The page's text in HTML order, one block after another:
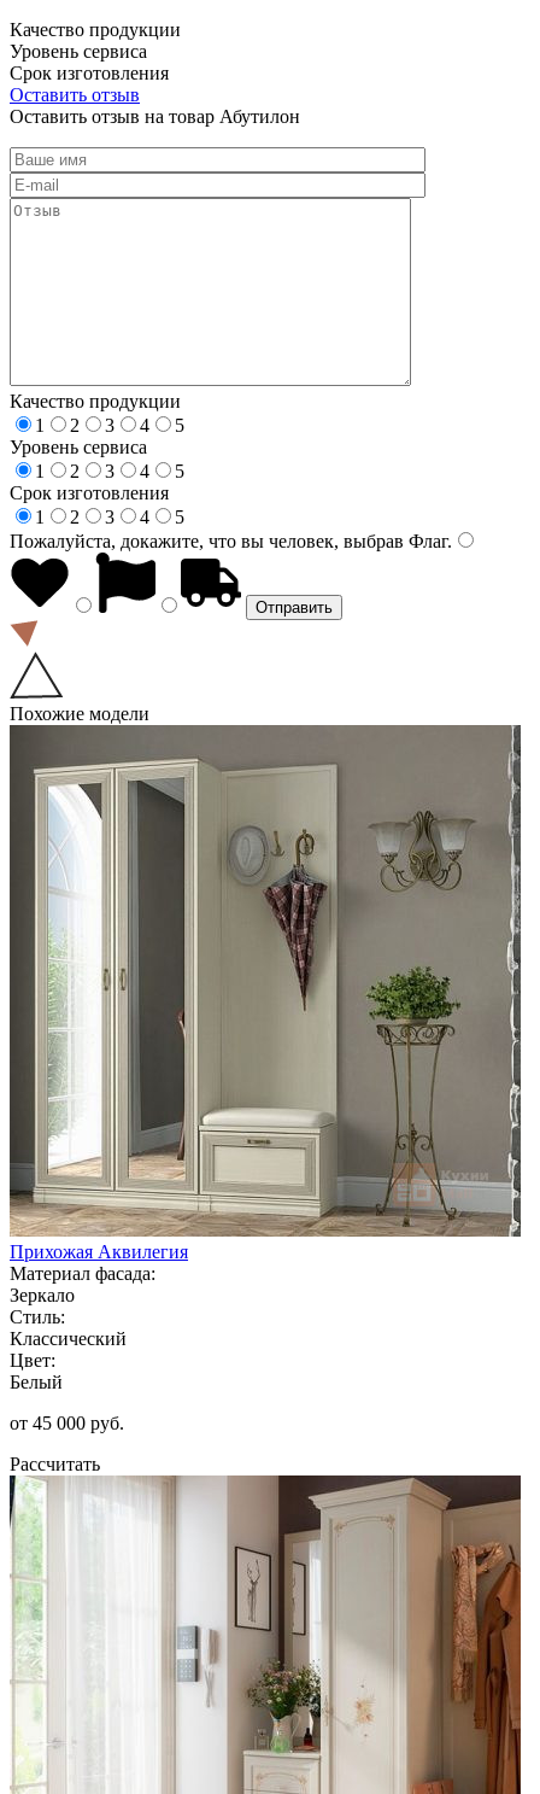
Качество продукции
Уровень сервиса
Срок изготовления
Оставить отзыв
Оставить отзыв на товар Абутилон
Качество продукции
1
2 3 4
5
Уровень сервиса
1
2 3 4
5
Срок изготовления
1
2 3 4
5
Пожалуйста, докажите, что вы человек, выбрав Флаг.
Похожие модели
Прихожая Аквилегия
Материал фасада:
Зеркало
Стиль:
Классический
Цвет:
Белый
от 45 000 руб.
Рассчитать